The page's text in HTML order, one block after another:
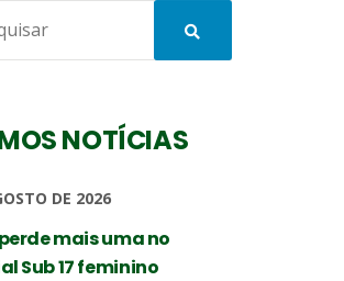
NOTÍCIAS
DE 2026
mais uma no
Sub 17 feminino